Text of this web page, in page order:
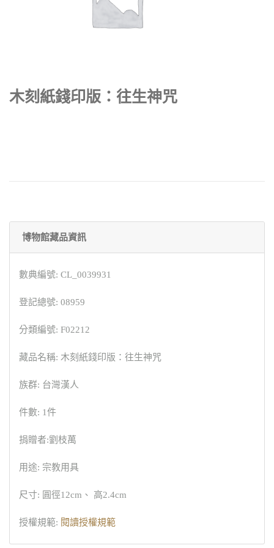
木刻紙錢印版：往生神咒
博物館藏品資訊
數典編號: CL_0039931
登記總號: 08959
分類編號: F02212
藏品名稱: 木刻紙錢印版：往生神咒
族群: 台灣漢人
件數: 1件
捐贈者:劉枝萬
用途: 宗教用具
尺寸: 圓徑12cm、 高2.4cm
授權規範: 閱讀授權規範